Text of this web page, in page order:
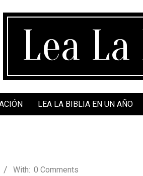
Lea
LEA LA BIBLIA EN UN AÑO
With: 0 Comments